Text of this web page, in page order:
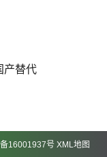
产替代
16001937号 XML地图